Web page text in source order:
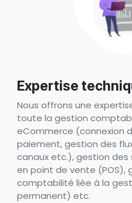
Expertise
Nous offrons une
toute la gestion
eCommerce (connexion
paiement, gestion des
canaux etc.), gestion
en point de vente (POS),
comptabilité liée à la
permanent) etc.